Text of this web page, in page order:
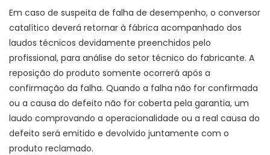
Em caso de suspeita de falha de desempenho, o conversor
catalítico deverá retornar à fábrica acompanhado dos
laudos técnicos devidamente preenchidos pelo
profissional, para análise do setor técnico do fabricante. A
reposição do produto somente ocorrerá após a
confirmação da falha. Quando a falha não for confirmada
ou a causa do defeito não for coberta pela garantia, um
laudo comprovando a operacionalidade ou a real causa do
defeito será emitido e devolvido juntamente com o
produto reclamado.